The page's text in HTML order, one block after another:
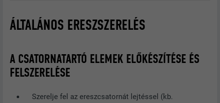
ÁLTALÁNOS ERESZSZERELÉS
A CSATORNATARTÓ ELEMEK ELŐKÉSZÍTÉSE ÉS
FELSZERELÉSE
Szerelje fel az ereszcsatornát lejtéssel (kb.